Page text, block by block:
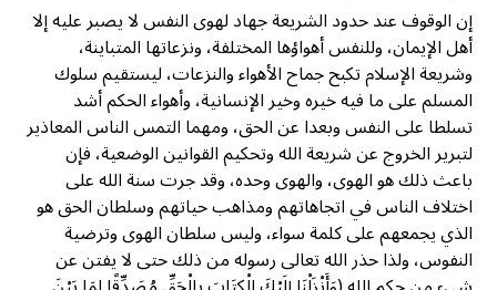
إن الوقوف عند حدود الشريعة جهاد لهوى النفس لا يصبر عليه إلا
أهل الإيمان، وللنفس أهواؤها المختلفة، ونزعاتها المتباينة،
وشريعة الإسلام تكبح جماح الأهواء والنزعات، ليستقيم سلوك
المسلم على ما فيه خيره وخير الإنسانية، وأهواء الحكم أشد
تسلطا على النفس وبعدا عن الحق، ومهما التمس الناس المعاذير
لتبرير الخروج عن شريعة الله وتحكيم القوانين الوضعية، فإن
باعث ذلك هو الهوى، والهوى وحده، وقد جرت سنة الله على
اختلاف الناس في اتجاهاتهم ومذاهب حياتهم وسلطان الحق هو
الذي يجمعهم على كلمة سواء، وليس سلطان الهوى وترضية
النفوس، ولذا حذر الله تعالى رسوله من ذلك حتى لا يفتن عن